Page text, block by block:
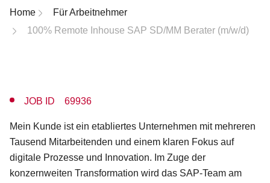
Breadcrumb-Navigation
Home
Für Arbeitnehmer
100% Remote Inhouse SAP SD/MM Berater (m/w/d)
JOB ID 69936
Mein Kunde ist ein etabliertes Unternehmen mit mehreren
Tausend Mitarbeitenden und einem klaren Fokus auf
digitale Prozesse und Innovation. Im Zuge der
konzernweiten Transformation wird das SAP-Team am